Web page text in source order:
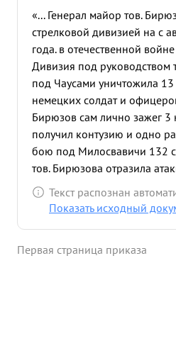
«... Генерал майор тов.
стрелковой дивизией на с
года. в отечественной
Дивизия под руководством
под Чаусами уничтожила
немецких солдат и
Бирюзов сам лично зажег 3
получил контузию и одно
бою под Милосвавичи 132
тов. Бирюзова отразила
и 7 стрелковой дивизий,
из окружения с
Северском отражая атаки
Текст распознан
Показать исходный
Первая страница приказа